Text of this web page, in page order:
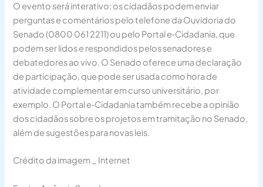
O evento será interativo: os cidadãos podem enviar
perguntas e comentários pelo telefone da Ouvidoria do
Senado (0800 061 2211) ou pelo Portal e‑Cidadania, que
podem ser lidos e respondidos pelos senadores e
debatedores ao vivo. O Senado oferece uma declaração
de participação, que pode ser usada como hora de
atividade complementar em curso universitário, por
exemplo. O Portal e‑Cidadania também recebe a opinião
dos cidadãos sobre os projetos em tramitação no Senado,
além de sugestões para novas leis.
Crédito da imagem _ Internet